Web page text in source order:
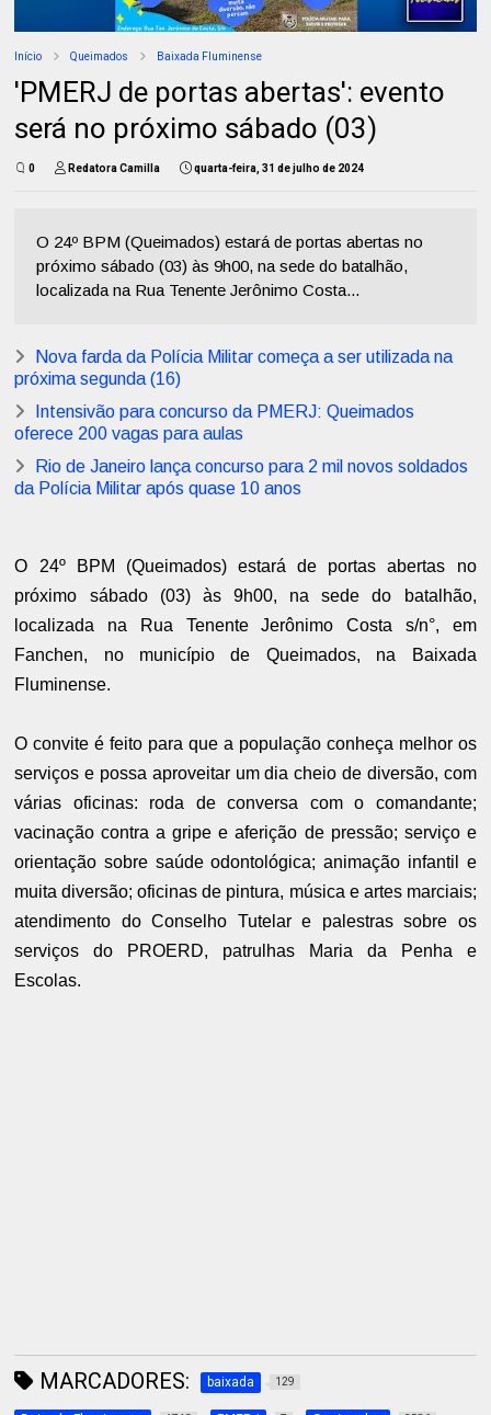
Início Queimados Baixada Fluminense
'PMERJ de portas abertas': evento
será no próximo sábado (03)
0 Redatora Camilla quarta-feira, 31 de julho de 2024
O 24º BPM (Queimados) estará de portas abertas no
próximo sábado (03) às 9h00, na sede do batalhão,
localizada na Rua Tenente Jerônimo Costa...
Nova farda da Polícia Militar começa a ser utilizada na
próxima segunda (16)
Intensivão para concurso da PMERJ: Queimados
oferece 200 vagas para aulas
Rio de Janeiro lança concurso para 2 mil novos soldados
da Polícia Militar após quase 10 anos
O 24º BPM (Queimados) estará de portas abertas no
próximo sábado (03) às 9h00, na sede do batalhão,
localizada na Rua Tenente Jerônimo Costa s/n°, em
Fanchen, no município de Queimados, na Baixada
Fluminense.
O convite é feito para que a população conheça melhor os
serviços e possa aproveitar um dia cheio de diversão, com
várias oficinas: roda de conversa com o comandante;
vacinação contra a gripe e aferição de pressão; serviço e
orientação sobre saúde odontológica; animação infantil e
muita diversão; oficinas de pintura, música e artes marciais;
atendimento do Conselho Tutelar e palestras sobre os
serviços do PROERD, patrulhas Maria da Penha e
Escolas.
MARCADORES: baixada 129